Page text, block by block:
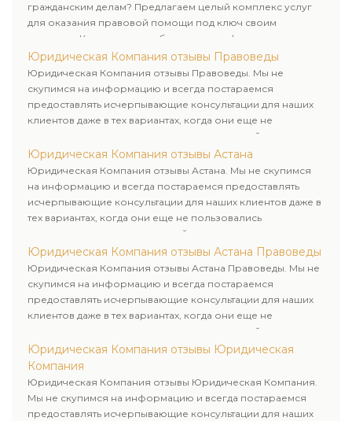
гражданским делам? Предлагаем целый комплекс услуг
для оказания правовой помощи под ключ своим
клиентам. Комплексное обслуживание физических и
юридических лиц. Индивидуальный подход к каждому
клиенту.
Юридическая Компания отзывы Правоведы
Юридическая Компания отзывы Правоведы. Мы не
скупимся на информацию и всегда постараемся
предоставлять исчерпывающие консультации для наших
клиентов даже в тех вариантах, когда они еще не
пользовались юридическими услугами нашей компании.
Юридическая Компания отзывы Астана
Юридическая Компания отзывы Астана. Мы не скупимся
на информацию и всегда постараемся предоставлять
исчерпывающие консультации для наших клиентов даже в
тех вариантах, когда они еще не пользовались
юридическими услугами нашей компании.
Юридическая Компания отзывы Астана Правоведы
Юридическая Компания отзывы Астана Правоведы. Мы не
скупимся на информацию и всегда постараемся
предоставлять исчерпывающие консультации для наших
клиентов даже в тех вариантах, когда они еще не
пользовались юридическими услугами нашей компании.
Юридическая Компания отзывы Юридическая
Компания
Юридическая Компания отзывы Юридическая Компания.
Мы не скупимся на информацию и всегда постараемся
предоставлять исчерпывающие консультации для наших